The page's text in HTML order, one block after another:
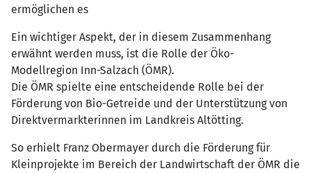
ermöglichen es
Ein wichtiger Aspekt, der in diesem Zusammenhang
erwähnt werden muss, ist die Rolle der Öko-
Modellregion Inn-Salzach (ÖMR).
Die ÖMR spielte eine entscheidende Rolle bei der
Förderung von Bio-Getreide und der Unterstützung von
Direktvermarkterinnen im Landkreis Altötting.
So erhielt Franz Obermayer durch die Förderung für
Kleinprojekte im Bereich der Landwirtschaft der ÖMR die